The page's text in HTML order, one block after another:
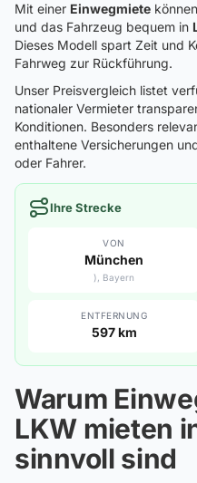
Mit einer Einwegmiete
und das Fahrzeug bequem in
Dieses Modell spart Zeit und
Fahrweg zur Rückführung.
Unser Preisvergleich listet
nationaler Vermieter
Konditionen. Besonders
enthaltene Versicherungen
oder Fahrer.
Ihre Strecke
VON
München
), Bayern
ENTFERNUNG
597 km
Warum
LKW mieten
sinnvoll sind